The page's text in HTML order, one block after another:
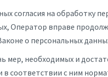
согласия на обработку
Оператор вправе
о персональных
мер, необходимых и
соответствии с ним